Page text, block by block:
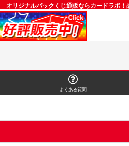
オリジナルパックくじ通販ならカードラボ
よくある質問